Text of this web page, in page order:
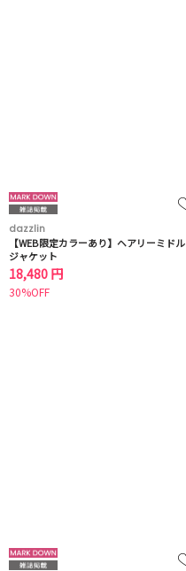
dazzlin
【WEB限定カラーあり】ヘアリーミドル
ジャケット
18,480 円
30%OFF